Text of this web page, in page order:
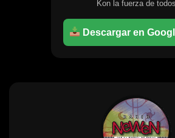
Kon la fuerza de todos
Descargar en